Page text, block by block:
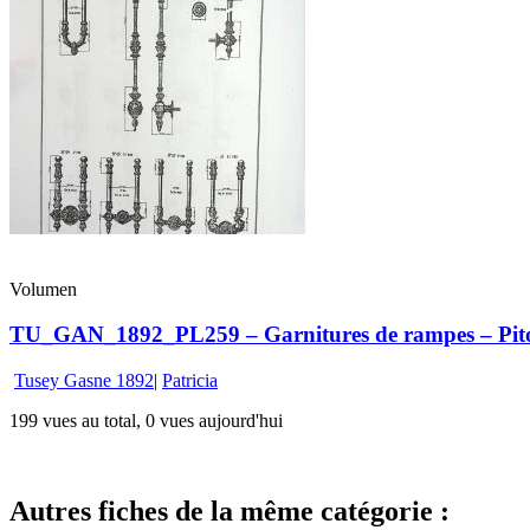
Volumen
TU_GAN_1892_PL259 – Garnitures de rampes –
Tusey Gasne 1892| Patricia
199 vues au total, 0 vues aujourd'hui
Autres fiches de la même catégorie :